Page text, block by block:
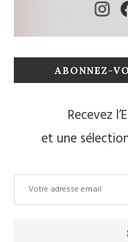
ABONNEZ-
Recevez
et une